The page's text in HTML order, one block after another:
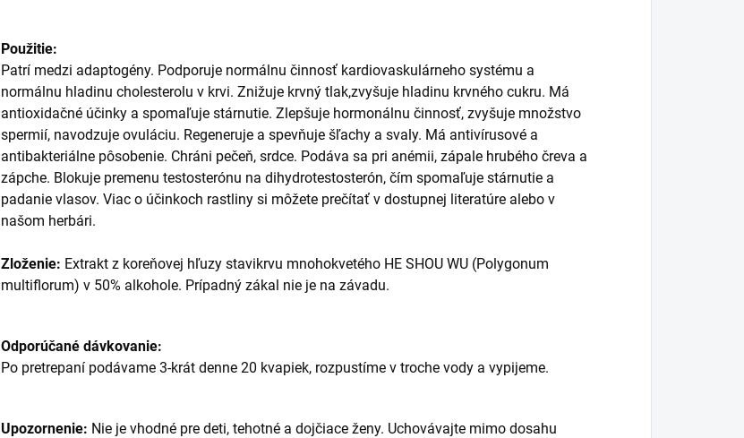
Použitie:
Patrí medzi adaptogény. Podporuje normálnu činnosť kardiovaskulárneho systému a
normálnu hladinu cholesterolu v krvi. Znižuje krvný tlak,zvyšuje hladinu krvného cukru. Má
antioxidačné účinky a spomaľuje stárnutie. Zlepšuje hormonálnu činnosť, zvyšuje množstvo
spermií, navodzuje ovuláciu. Regeneruje a spevňuje šľachy a svaly. Má antivírusové a
antibakteriálne pôsobenie. Chráni pečeň, srdce. Podáva sa pri anémii, zápale hrubého čreva a
zápche. Blokuje premenu testosterónu na dihydrotestosterón, čím spomaľuje stárnutie a
padanie vlasov. Viac o účinkoch rastliny si môžete prečítať v dostupnej literatúre alebo v
našom herbári.
Zloženie: Extrakt z koreňovej hľuzy stavikrvu mnohokvetého HE SHOU WU (Polygonum
multiflorum) v 50% alkohole. Prípadný zákal nie je na závadu.
Odporúčané dávkovanie:
Po pretrepaní podávame 3-krát denne 20 kvapiek, rozpustíme v troche vody a vypijeme.
Upozornenie: Nie je vhodné pre deti, tehotné a dojčiace ženy. Uchovávajte mimo dosahu